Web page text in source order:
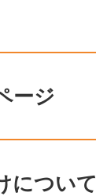
ージ
について